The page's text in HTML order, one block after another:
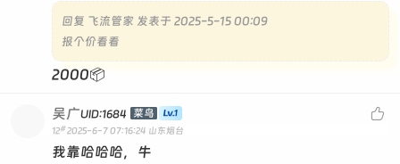
回复 飞流管家 发表于 2025-5-15 00:09
报个价看看
2000📦

吴广UID:1684 菜鸟
12# 2025-6-7 07:16:24 山东烟台
我靠哈哈哈，牛